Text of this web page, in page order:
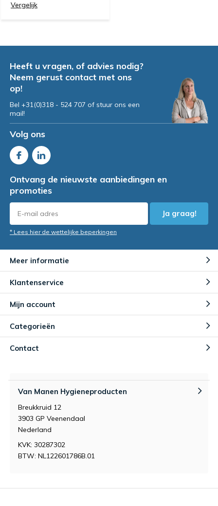
Vergelijk
Heeft u vragen, of advies nodig?
Neem gerust contact met ons
op!
Bel +31(0)318 - 524 707 of stuur ons een
mail!
Volg ons
Ontvang de nieuwste aanbiedingen en
promoties
Ja graag!
* Lees hier de wettelijke beperkingen
Meer informatie
Klantenservice
Mijn account
Categorieën
Contact
Van Manen Hygieneproducten
Breukkruid 12
3903 GP Veenendaal
Nederland
KVK: 30287302
BTW: NL122601786B.01